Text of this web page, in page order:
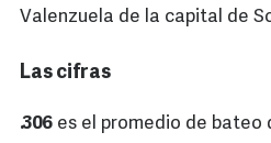
Valenzuela de la capital de
Las cifras
.306 es el promedio de bateo